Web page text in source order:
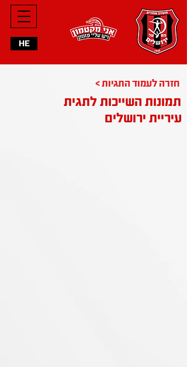
HE
< חזרה לעמוד התגיות
תמונות השייכות לתגית
עיריית ירושלים